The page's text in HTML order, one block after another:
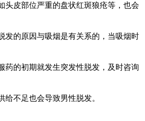
头皮部位严重的盘状红斑狼疮等，也会
发的原因与吸烟是有关系的，当吸烟时
药的初期就发生突发性脱发，及时咨询
不足也会导致男性脱发。